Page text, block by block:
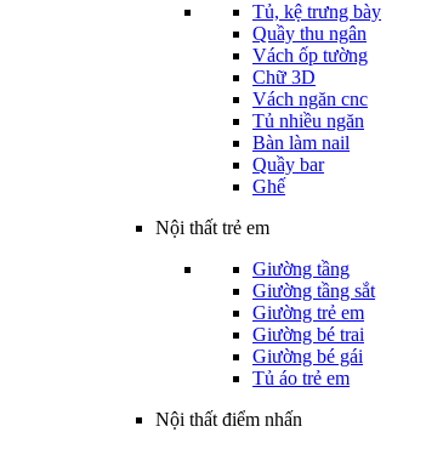
Tủ, kệ trưng bày
Quầy thu ngân
Vách ốp tường
Chữ 3D
Vách ngăn cnc
Tủ nhiều ngăn
Bàn làm nail
Quầy bar
Ghế
Nội thất trẻ em
Giường tầng
Giường tầng sắt
Giường trẻ em
Giường bé trai
Giường bé gái
Tủ áo trẻ em
Nội thất điểm nhấn